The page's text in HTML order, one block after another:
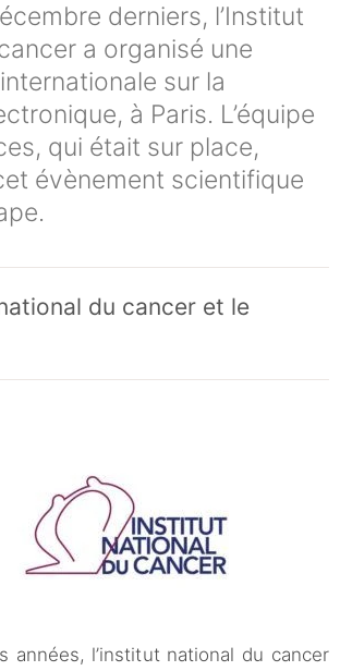
derniers, l’Institut
a organisé une
sur la
à Paris. L’équipe
qui était sur place,
évènement scientifique
du cancer et le
années, l’institut national du cancer